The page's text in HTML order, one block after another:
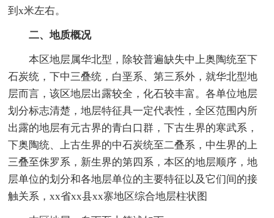
到x米左右。
二、地质概况
本区地层属华北型，除较普遍缺失中上奥陶统至下
石炭统，下中三叠统，白垩系、第三系外，就华北型地
层而言，该区地层出露较全，化石较丰富。各单位地层
划分标志清楚，地层特征具一定代表性，全区范围内所
出露的地层有元古界的青白口群，下古生界的寒武系，
下奥陶统、上古生界的中石炭统至二叠系，中生界的上
三叠至侏罗系，新生界的第四系，本区的地层顺序，地
层单位的划分和各地层单位的主要特征以及它们间的接
触关系，xx省xx县xx寨地区综合地层柱状图